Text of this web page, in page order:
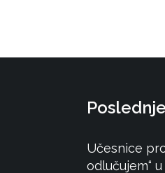
Učesnice
odlučujem“